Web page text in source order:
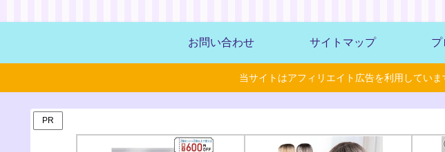
お問い合わせ サイトマップ プ
当サイトはアフィリエイト広告を利用してい
PR